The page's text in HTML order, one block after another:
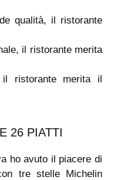
qualità, il ristorante
il ristorante merita
ristorante merita il
26 PIATTI
ho avuto il piacere di
tre stelle Michelin